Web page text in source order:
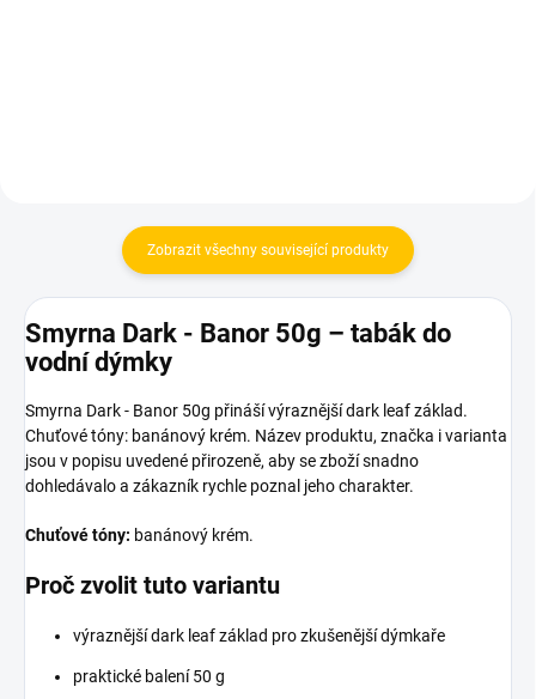
Zobrazit všechny související produkty
Smyrna Dark - Banor 50g – tabák do
vodní dýmky
Smyrna Dark - Banor 50g přináší výraznější dark leaf základ.
Chuťové tóny: banánový krém. Název produktu, značka i varianta
jsou v popisu uvedené přirozeně, aby se zboží snadno
dohledávalo a zákazník rychle poznal jeho charakter.
Chuťové tóny: banánový krém.
Proč zvolit tuto variantu
výraznější dark leaf základ pro zkušenější dýmkaře
praktické balení 50 g